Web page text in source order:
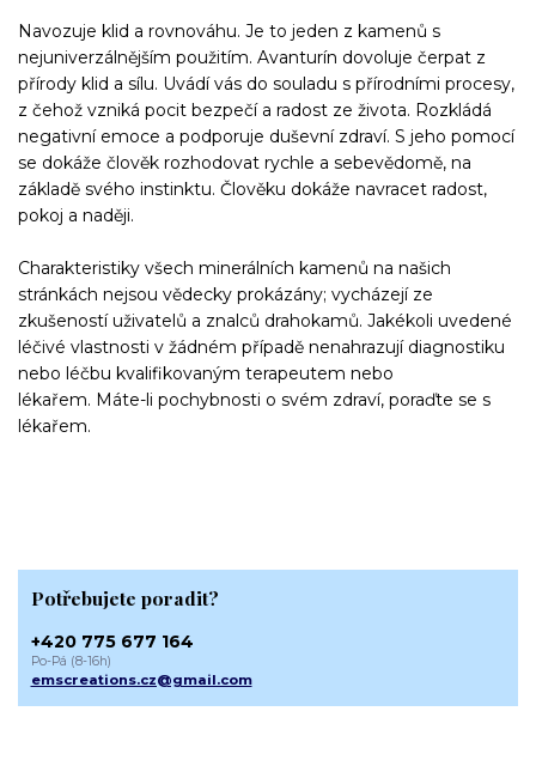
Navozuje klid a rovnováhu. Je to jeden z kamenů s
nejuniverzálnějším použitím. Avanturín dovoluje čerpat z
přírody klid a sílu. Uvádí vás do souladu s přírodními procesy,
z čehož vzniká pocit bezpečí a radost ze života. Rozkládá
negativní emoce a podporuje duševní zdraví. S jeho pomocí
se dokáže člověk rozhodovat rychle a sebevědomě, na
základě svého instinktu. Člověku dokáže navracet radost,
pokoj a naději.
Charakteristiky všech minerálních kamenů na našich
stránkách nejsou vědecky prokázány; vycházejí ze
zkušeností uživatelů a znalců drahokamů. Jakékoli uvedené
léčivé vlastnosti v žádném případě nenahrazují diagnostiku
nebo léčbu kvalifikovaným terapeutem nebo
lékařem. Máte-li pochybnosti o svém zdraví, poraďte se s
lékařem.
Potřebujete poradit?
+420 775 677 164
Po-Pá (8-16h)
emscreations.cz@gmail.com